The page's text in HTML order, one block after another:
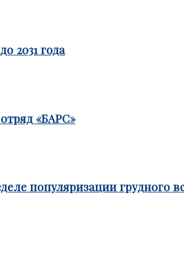
2031 года
«БАРС»
популяризации грудного